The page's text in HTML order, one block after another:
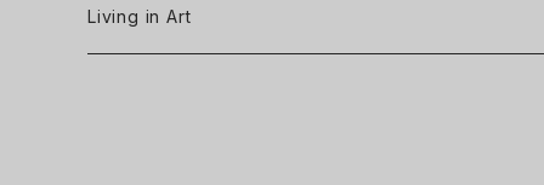
Living in Art